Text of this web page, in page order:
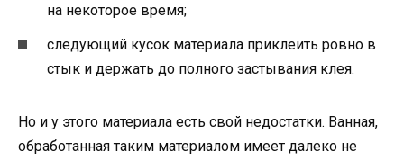
на некоторое время;
следующий кусок материала приклеить ровно в
стык и держать до полного застывания клея.
Но и у этого материала есть свой недостатки. Ванная,
обработанная таким материалом имеет далеко не